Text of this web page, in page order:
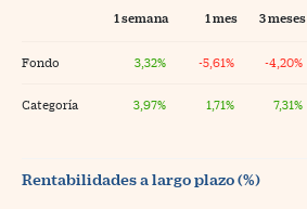
1 semana 1 mes 3 meses
Fondo 3,32% -5,61% -4,20%
Categoría 3,97% 1,71% 7,31%
Rentabilidades a largo plazo (%)